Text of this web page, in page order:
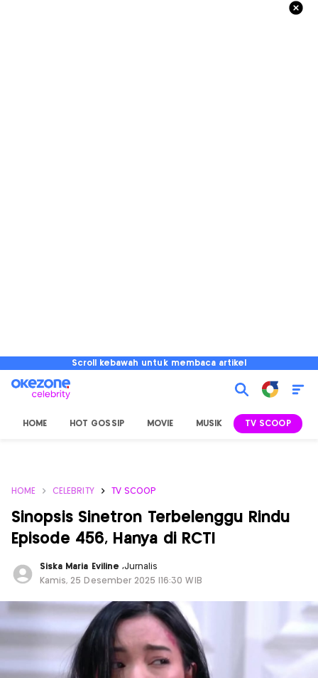
Scroll kebawah untuk membaca artikel
HOME HOT GOSSIP MOVIE MUSIK TV SCOOP
HOME CELEBRITY TV SCOOP
Sinopsis Sinetron Terbelenggu Rindu
Episode 456, Hanya di RCTI
Siska Maria Eviline ,Jurnalis
Kamis, 25 Desember 2025 |16:30 WIB